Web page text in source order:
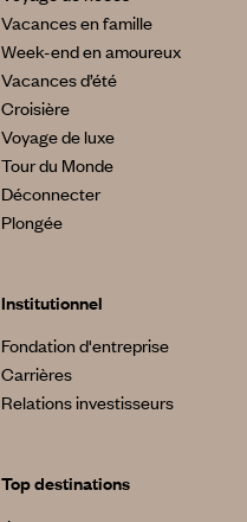
Vacances en famille
Week-end en amoureux
Vacances d’été
Croisière
Voyage de luxe
Tour du Monde
Déconnecter
Plongée
Institutionnel
Fondation d'entreprise
Carrières
Relations investisseurs
Top destinations